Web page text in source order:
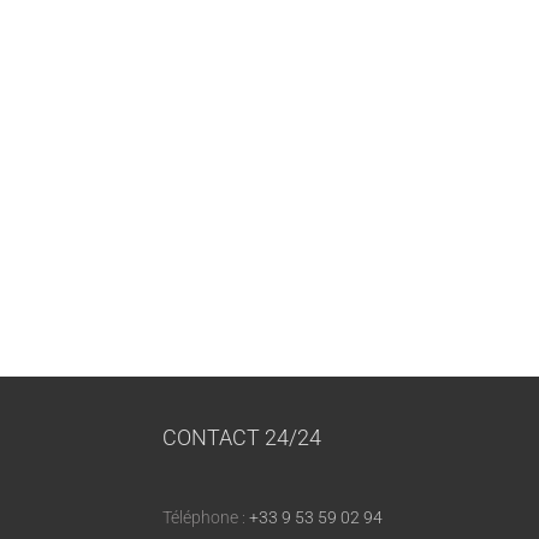
CONTACT 24/24
Téléphone :+33 9 53 59 02 94